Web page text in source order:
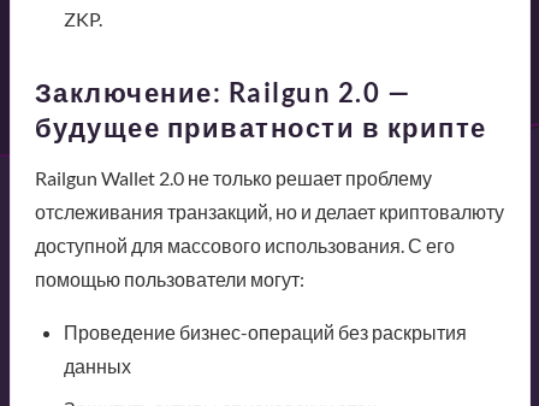
ZKP.
Заключение: Railgun 2.0 —
будущее приватности в крипте
Railgun Wallet 2.0 не только решает проблему
отслеживания транзакций, но и делает криптовалюту
доступной для массового использования. С его
помощью пользователи могут:
Проведение бизнес-операций без раскрытия
данных